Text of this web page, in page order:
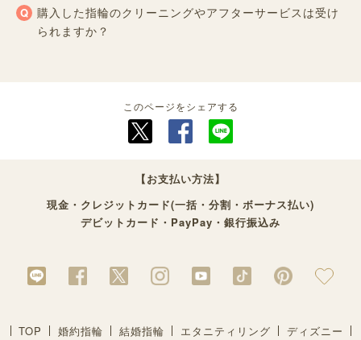
購入した指輪のクリーニングやアフターサービスは受け
られますか？
このページをシェアする
【お支払い方法】
現金・クレジットカード(一括・分割・ボーナス払い)
デビットカード・PayPay・銀行振込み
TOP 婚約指輪 結婚指輪 エタニティリング ディズニー